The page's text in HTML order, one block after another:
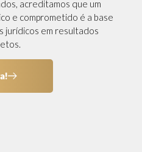
acreditamos que um
e comprometido é a base
jurídicos em resultados